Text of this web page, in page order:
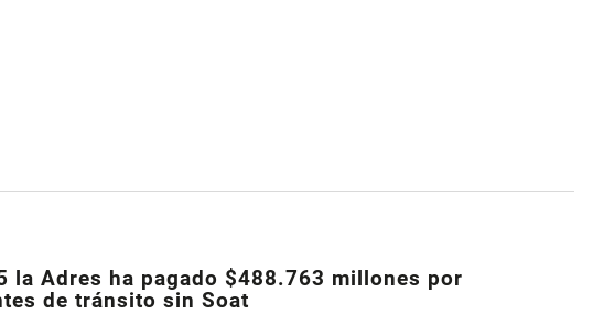
la Adres ha pagado $488.763 millones por
de tránsito sin Soat